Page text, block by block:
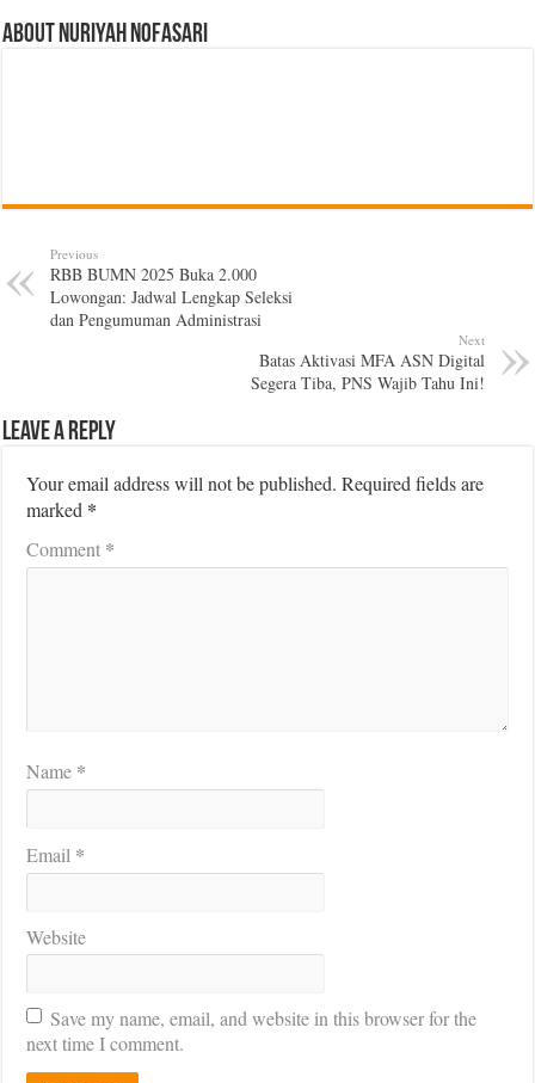
About Nuriyah Nofasari
Previous
RBB BUMN 2025 Buka 2.000
Lowongan: Jadwal Lengkap Seleksi
dan Pengumuman Administrasi
Next
Batas Aktivasi MFA ASN Digital
Segera Tiba, PNS Wajib Tahu Ini!
Leave a Reply
Your email address will not be published. Required fields are
marked *
Comment *
Name *
Email *
Website
Save my name, email, and website in this browser for the
next time I comment.